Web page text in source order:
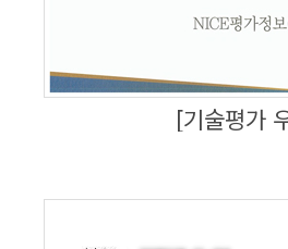
[기술평가